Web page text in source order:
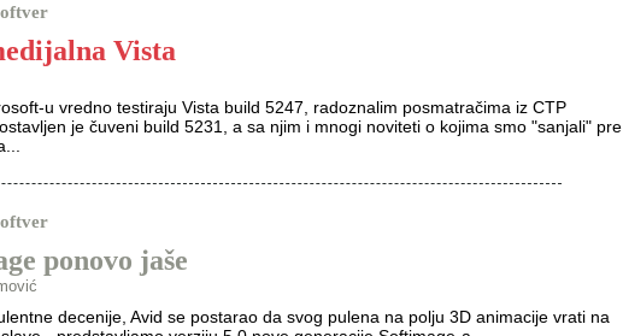
Vista
u vredno testiraju Vista build 5247, radoznalim posmatračima iz CTP
je čuveni build 5231, a sa njim i mnogi noviteti o kojima smo "sanjali" pre
ponovo jaše
decenije, Avid se postarao da svog pulena na polju 3D animacije vrati na